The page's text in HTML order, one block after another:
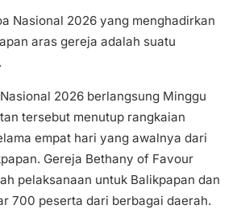
Nasional 2026 yang menghadirkan
aras gereja adalah suatu
2026 berlangsung Minggu
tersebut menutup rangkaian
empat hari yang awalnya dari
Gereja Bethany of Favour
pelaksanaan untuk Balikpapan dan
700 peserta dari berbagai daerah.